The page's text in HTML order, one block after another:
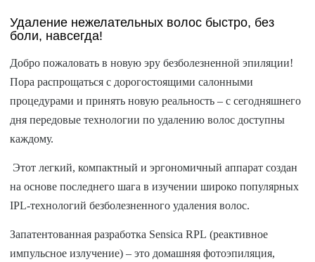
Удаление нежелательных волос быстро, без
боли, навсегда!
Добро пожаловать в новую эру безболезненной эпиляции!
Пора распрощаться с дорогостоящими салонными
процедурами и принять новую реальность – с сегодняшнего
дня передовые технологии по удалению волос доступны
каждому.
Этот легкий, компактный и эргономичный аппарат создан
на основе последнего шага в изучении широко популярных
IPL-технологий безболезненного удаления волос.
Запатентованная разработка Sensica RPL (реактивное
импульсное излучение) – это домашняя фотоэпиляция,